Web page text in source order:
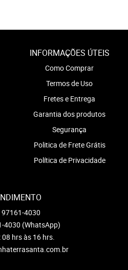
INFORMAÇÕES ÚTEIS
Como Comprar
Termos de Uso
Fretes e Entrega
Garantia dos produtos
Segurança
Politica de Frete Grátis
Política de Privacidade
97161-4030
4030 (WhatsApp)
08 hrs às 16 hrs.